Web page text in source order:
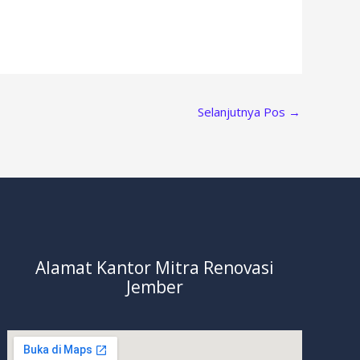
Selanjutnya Pos →
Alamat Kantor Mitra Renovasi
Jember